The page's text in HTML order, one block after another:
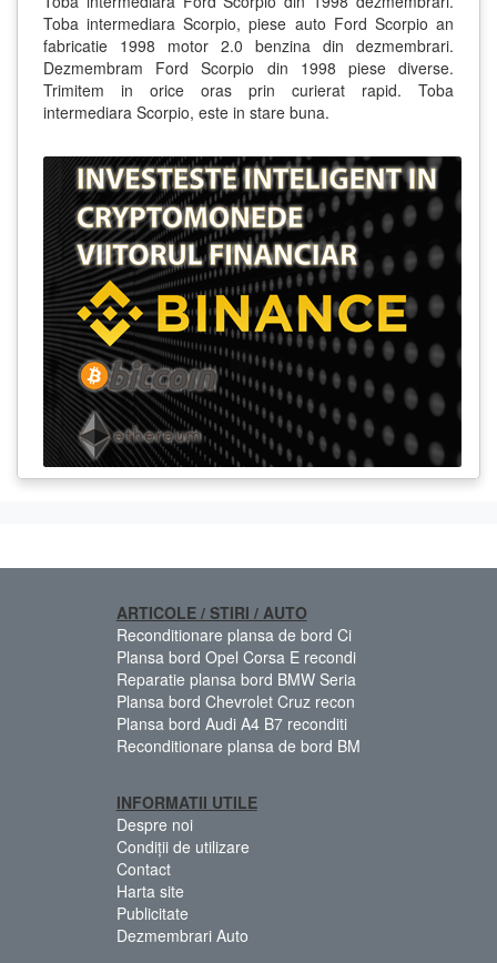
Toba intermediara Scorpio, piese auto Ford Scorpio an
fabricatie 1998 motor 2.0 benzina din dezmembrari.
Dezmembram Ford Scorpio din 1998 piese diverse.
Trimitem in orice oras prin curierat rapid. Toba
intermediara Scorpio, este in stare buna.
ARTICOLE / STIRI / AUTO
Reconditionare plansa de bord Ci
Plansa bord Opel Corsa E recondi
Reparatie plansa bord BMW Seria
Plansa bord Chevrolet Cruz recon
Plansa bord Audi A4 B7 reconditi
Reconditionare plansa de bord BM
INFORMATII UTILE
Despre noi
Condiții de utilizare
Contact
Harta site
Publicitate
Dezmembrari Auto